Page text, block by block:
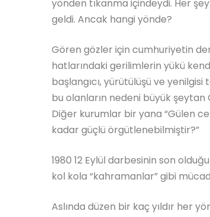
yönden tıkanma içindeydi. Her
geldi. Ancak hangi yönde?
Gören gözler için cumhuriyetin
hatlarındaki gerilimlerin yükü
başlangıcı, yürütülüşü ve
bu olanların nedeni büyük
Diğer kurumlar bir yana “Gülen
kadar güçlü örgütlenebilmiştir?”
1980 12 Eylül darbesinin son
kol kola “kahramanlar” gibi
Aslında düzen bir kaç yıldır her